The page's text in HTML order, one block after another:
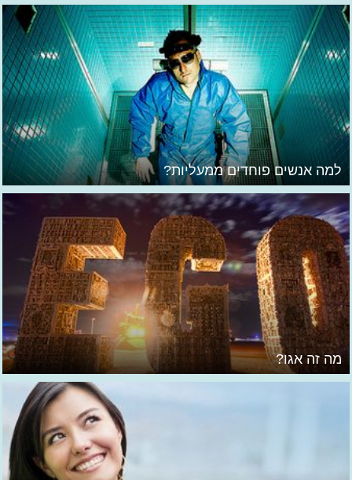
למה אנשים פוחדים ממעליות?
מה זה אגו?